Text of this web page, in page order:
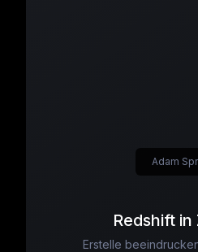
Redshift in
Erstelle
Adam